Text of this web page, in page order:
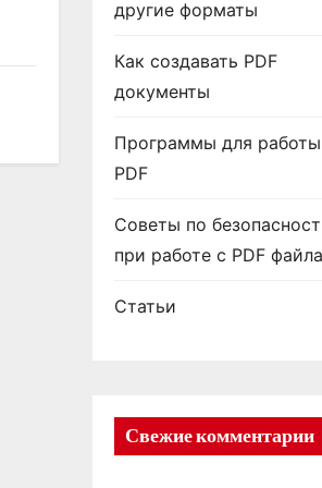
другие форматы
Как создавать PDF
документы
Программы для
PDF
Советы по
при работе с PDF
Статьи
Свежие комментарии